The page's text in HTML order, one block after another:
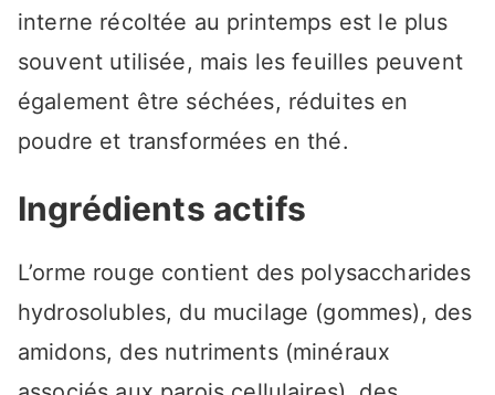
interne récoltée au printemps est le plus
souvent utilisée, mais les feuilles peuvent
également être séchées, réduites en
poudre et transformées en thé.
Ingrédients actifs
L’orme rouge contient des polysaccharides
hydrosolubles, du mucilage (gommes), des
amidons, des nutriments (minéraux